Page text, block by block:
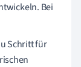
Bei
Schritt für